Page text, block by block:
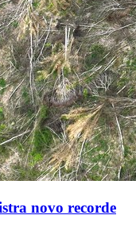
novo recorde